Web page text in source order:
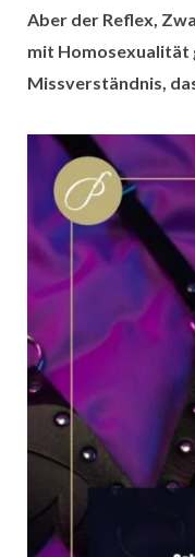
Aber der Reflex,
mit Homosexualität
Missverständnis,